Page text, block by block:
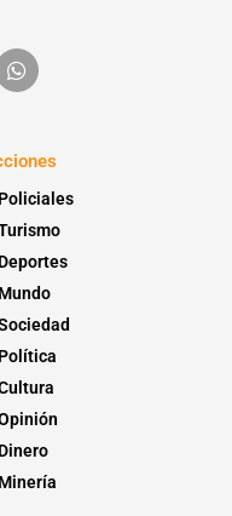
Policiales
Deportes
Mundo
Política
Dinero
Minería